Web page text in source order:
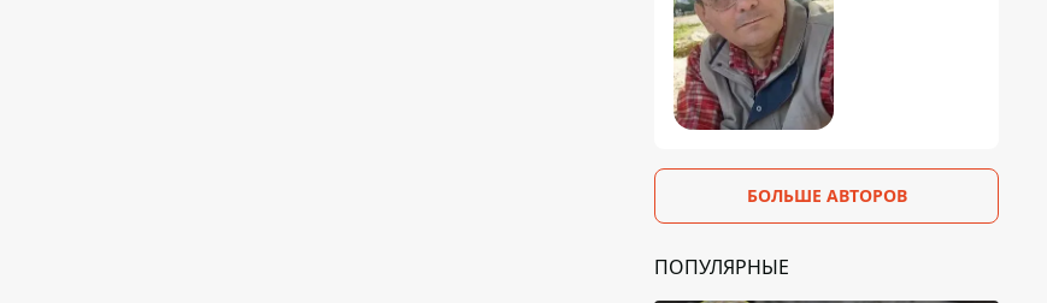
БОЛЬШЕ АВТОРОВ
ПОПУЛЯРНЫЕ